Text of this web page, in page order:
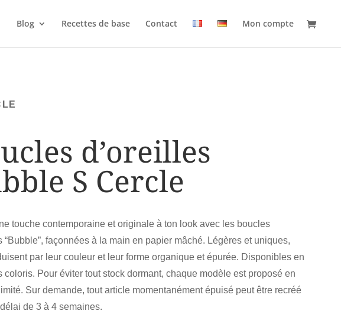
Blog Recettes de base Contact Mon compte
d’oreilles
S Cercle
touche contemporaine et originale à ton look avec les boucles
“Bubble”, façonnées à la main en papier mâché. Légères et uniques,
par leur couleur et leur forme organique et épurée. Disponibles en
coloris. Pour éviter tout stock dormant, chaque modèle est proposé en
Sur demande, tout article momentanément épuisé peut être recréé
de 3 à 4 semaines.